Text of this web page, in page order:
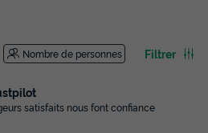
Nombre de personnes Filtrer
satisfaits nous font confiance